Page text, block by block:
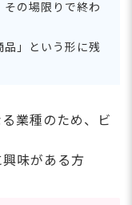
その場限りで終わ
品」という形に残
業種のため、ビ
味がある方